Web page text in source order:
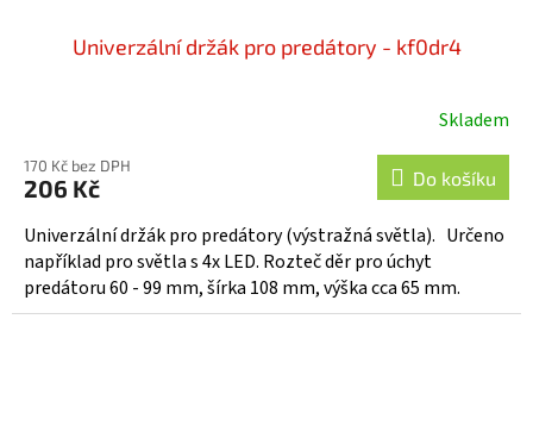
Univerzální držák pro predátory - kf0dr4
Skladem
170 Kč bez DPH
206 Kč Do košíku
Univerzální držák pro predátory (výstražná světla). Určeno
například pro světla s 4x LED. Rozteč děr pro úchyt
predátoru 60 - 99 mm, šírka 108 mm, výška cca 65 mm.